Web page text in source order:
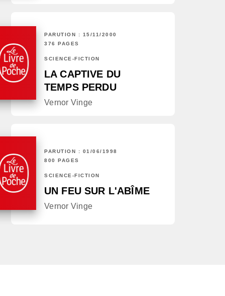
PARUTION : 15/11/2000
376 PAGES
SCIENCE-FICTION
LA CAPTIVE DU
TEMPS PERDU
Vernor Vinge
PARUTION : 01/06/1998
800 PAGES
SCIENCE-FICTION
UN FEU SUR L'ABÎME
Vernor Vinge